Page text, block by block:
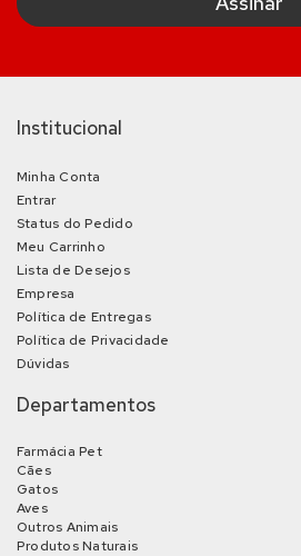
Institucional
Minha Conta
Entrar
Status do Pedido
Meu Carrinho
Lista de Desejos
Empresa
Política de Entregas
Política de Privacidade
Dúvidas
Departamentos
Farmácia Pet
Cães
Gatos
Aves
Outros Animais
Produtos Naturais